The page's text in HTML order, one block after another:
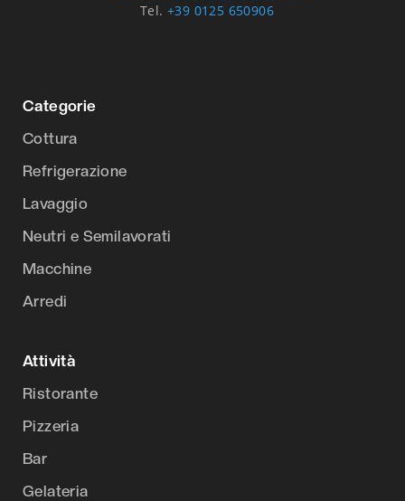
Tel. +39 0125 650906
Categorie
Cottura
Refrigerazione
Lavaggio
Neutri e Semilavorati
Macchine
Arredi
Attività
Ristorante
Pizzeria
Bar
Gelateria